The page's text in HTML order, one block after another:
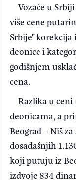
Vozače u
više cene
Srbije" korekcija
deonice i
godišnjem
cena.
Razlika u ceni
deonicama, a
Beograd – Niš
dosadašnjih
koji putuju iz
izdvoje 834